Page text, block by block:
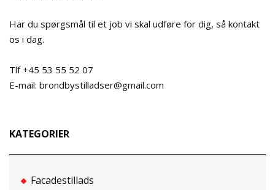
Har du spørgsmål til et job vi skal udføre for dig, så kontakt
os i dag.
Tlf +45 53 55 52 07
E-mail: brondbystilladser@gmail.com
KATEGORIER
Facadestillads